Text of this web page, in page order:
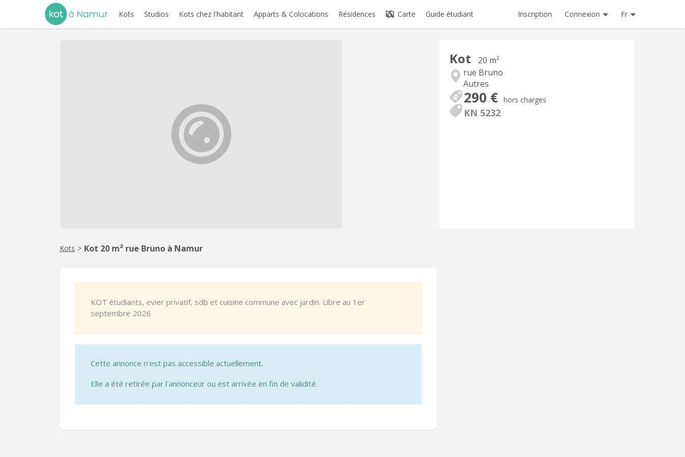
Kots Studios Kots chez l'habitant Apparts & Colocations Résidences Carte Guide étudiant Inscription Connexion Fr
Kot
20 m²
rue Bruno
Autres
290 € hors charges
KN 5232
Kots > Kot 20 m² rue Bruno à Namur
KOT étudiants, evier privatif, sdb et cuisine commune avec jardin. Libre au 1er
septembre 2026
Cette annonce n'est pas accessible actuellement.
Elle a été retirée par l'annonceur ou est arrivée en fin de validité.